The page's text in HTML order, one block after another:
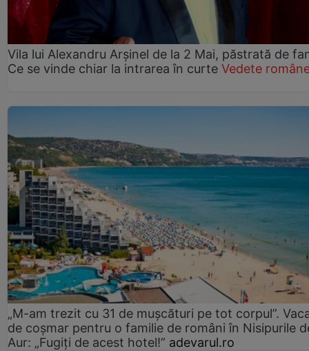
Vila lui Alexandru Arșinel de la 2 Mai, păstrată de
Ce se vinde chiar la intrarea în curte Vedete
„M-am trezit cu 31 de mușcături pe tot corpul”.
de coșmar pentru o familie de români în Nisipurile
Aur: „Fugiți de acest hotel!” adevarul.ro